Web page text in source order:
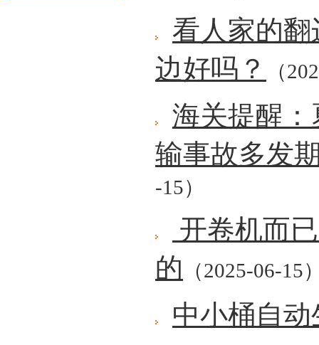
看人家的
边好吗？
（
海关提醒
输事故多发
-15）
开卷机而
的 （2025-06-15
中小桶自